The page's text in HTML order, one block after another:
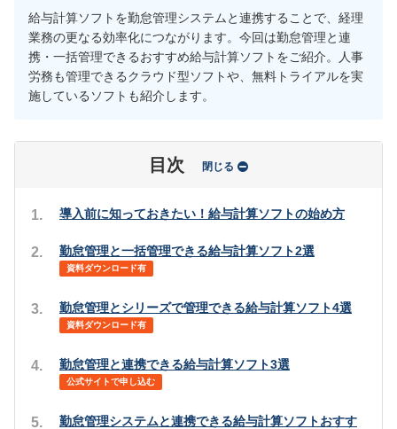
給与計算ソフトを勤怠管理システムと連携することで、経理
業務の更なる効率化につながります。今回は勤怠管理と連
携・一括管理できるおすすめ給与計算ソフトをご紹介。人事
労務も管理できるクラウド型ソフトや、無料トライアルを実
施しているソフトも紹介します。
目次 閉じる
導入前に知っておきたい！給与計算ソフトの始め方
勤怠管理と一括管理できる給与計算ソフト2選
資料ダウンロード有
勤怠管理とシリーズで管理できる給与計算ソフト4選
資料ダウンロード有
勤怠管理と連携できる給与計算ソフト3選
公式サイトで申し込む
勤怠管理システムと連携できる給与計算ソフトおすす